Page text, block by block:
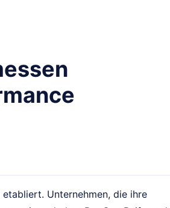
Unternehmen, die ihre